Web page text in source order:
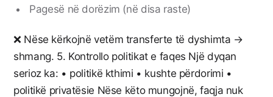
Pagesë në dorëzim (në disa raste)
❌ Nëse kërkojnë vetëm transferte të dyshimta →
shmang. 5. Kontrollo politikat e faqes Një dyqan
serioz ka: • politikë kthimi • kushte përdorimi •
politikë privatësie Nëse këto mungojnë, faqja nuk